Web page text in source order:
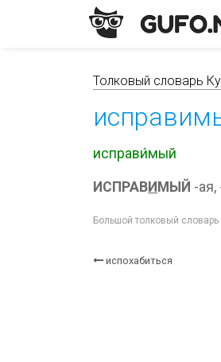
Толковый словарь
исправи́мый
ИСПРАВИ МЫЙ -ая,
Большой толковый
испохабиться